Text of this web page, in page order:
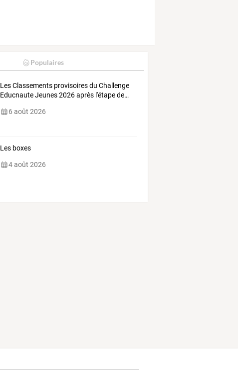
Populaires
LesClassements provisoiresdu Challenge
EducnauteJeunes2026après l'étapede…
6 août 2026
Les boxes
4 août 2026